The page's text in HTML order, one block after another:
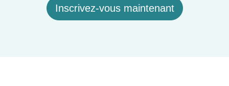
Inscrivez-vous maintenant